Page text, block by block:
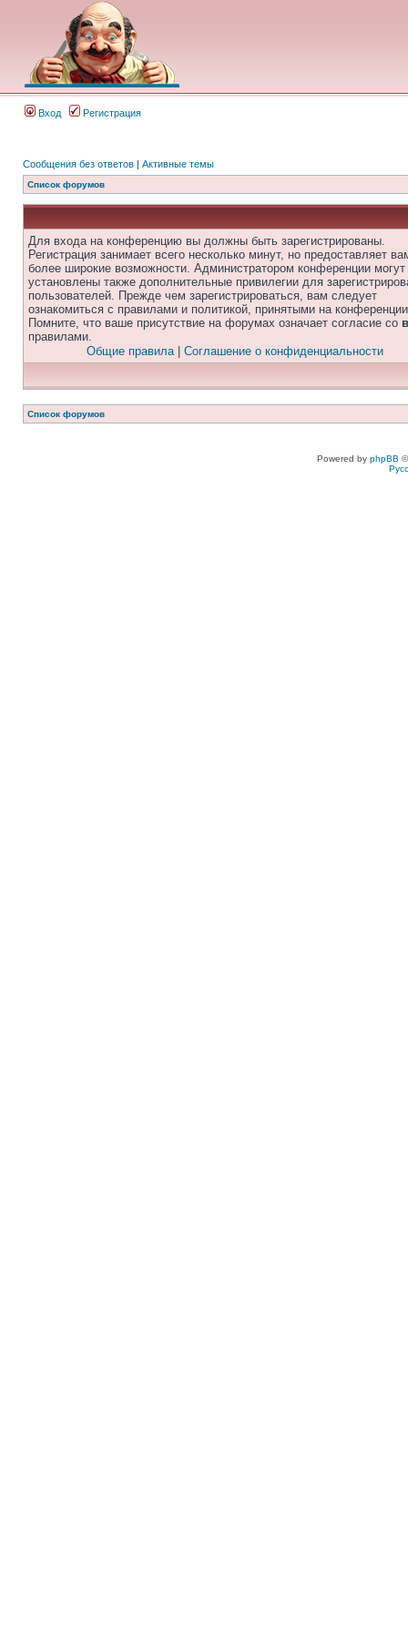
Вход Регистрация
Сообщения без ответов | Активные темы
Список форумов
Для входа на конференцию вы должны быть зарегистрированы.
Регистрация занимает всего несколько минут, но предоставляет
более широкие возможности. Администратором конференции
установлены также дополнительные привилегии для
пользователей. Прежде чем зарегистрироваться, вам следует
ознакомиться с правилами и политикой, принятыми на
Помните, что ваше присутствие на форумах означает согласие со
правилами.
Общие правила| Соглашение о конфиденциальности
Список форумов
Powered by phpBB